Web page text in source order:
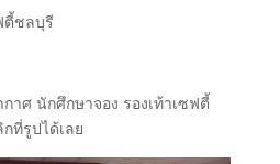
ตี้ชลบุรี
าศ นักศึกษาจอง รองเท้าเซฟตี้
กที่รูปได้เลย